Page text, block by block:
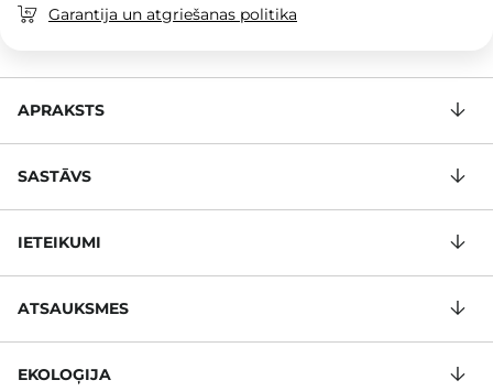
Garantija un atgriešanas politika
APRAKSTS
SASTĀVS
IETEIKUMI
ATSAUKSMES
EKOLOĢIJA